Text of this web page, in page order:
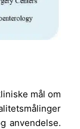
mål om
anvendelse.